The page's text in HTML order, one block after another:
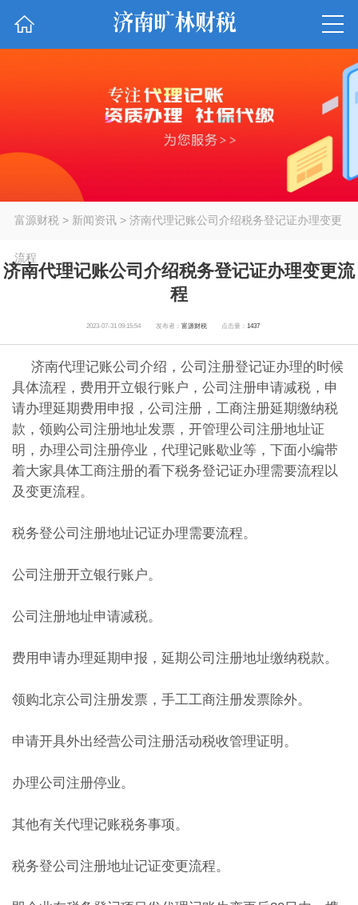
富源财税 > 新闻资讯> 济南代理记账公司介绍税务登记证办理变更
流程
济南代理记账公司介绍税务登记证办理变更流
程
2023-07-31 09:15:54 发布者： 富源财税 点击量：1437
济南代理记账公司介绍，公司注册登记证办理的时候
具体流程，费用开立银行账户，公司注册申请减税，申
请办理延期费用申报，公司注册，工商注册延期缴纳税
款，领购公司注册地址发票，开管理公司注册地址证
明，办理公司注册停业，代理记账歇业等，下面小编带
着大家具体工商注册的看下税务登记证办理需要流程以
及变更流程。
税务登公司注册地址记证办理需要流程。
公司注册开立银行账户。
公司注册地址申请减税。
费用申请办理延期申报，延期公司注册地址缴纳税款。
领购北京公司注册发票，手工工商注册发票除外。
申请开具外出经营公司注册活动税收管理证明。
办理公司注册停业。
其他有关代理记账税务事项。
税务登公司注册地址记证变更流程。